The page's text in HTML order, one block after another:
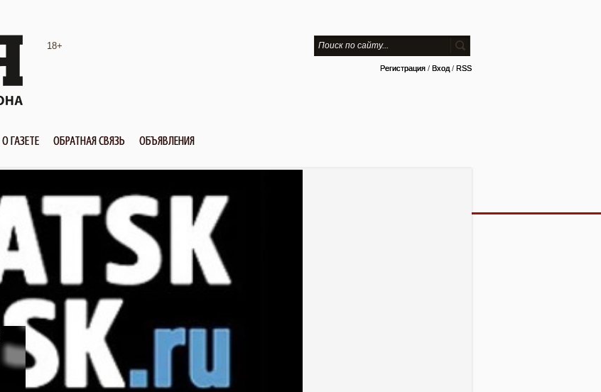
18+
Регистрация / Вход / RSS
О ГАЗЕТЕ ОБРАТНАЯ СВЯЗЬ ОБЪЯВЛЕНИЯ